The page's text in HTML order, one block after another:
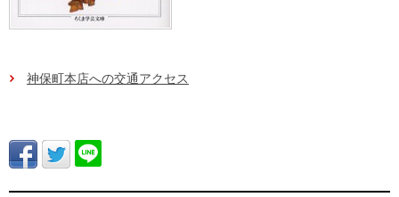
神保町本店への交通アクセス